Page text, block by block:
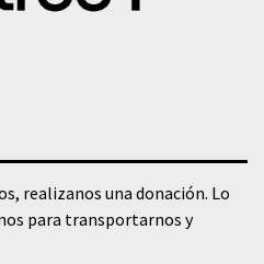
realizanos una donación. Lo
para transportarnos y